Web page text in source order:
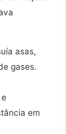
asas,
gases.
em